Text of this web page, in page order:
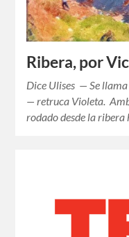
Ribera, por
Dice Ulises — Se
— retruca Violeta.
rodado desde la